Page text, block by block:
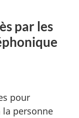
par les
pour
personne